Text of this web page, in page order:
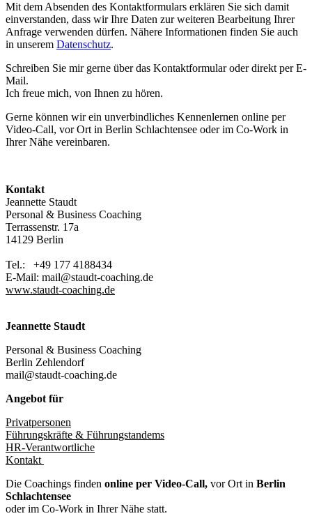
Mit dem Absenden des Kontaktformulars erklären Sie sich damit
einverstanden, dass wir Ihre Daten zur weiteren Bearbeitung Ihrer
Anfrage verwenden dürfen. Nähere Informationen finden Sie auch
in unserem Datenschutz.
Schreiben Sie mir gerne über das Kontaktformular oder direkt per E-
Mail.
Ich freue mich, von Ihnen zu hören.
Gerne können wir ein unverbindliches Kennenlernen online per
Video-Call, vor Ort in Berlin Schlachtensee oderim Co-Work in
Ihrer Nähe vereinbaren.
Kontakt
Jeannette Staudt
Personal & Business Coaching
Terrassenstr. 17a
14129 Berlin
Tel.: +49 177 4188434
E-Mail: mail@staudt-coaching.de
www.staudt-coaching.de
Jeannette Staudt
Personal & Business Coaching
Berlin Zehlendorf
mail@staudt-coaching.de
Angebot für
Privatpersonen
Führungskräfte & Führungstandems
HR-Verantwortliche
Kontakt
Die Coachings finden online per Video-Call, vor Ort in Berlin
Schlachtensee
oder im Co-Work in Ihrer Nähe statt.